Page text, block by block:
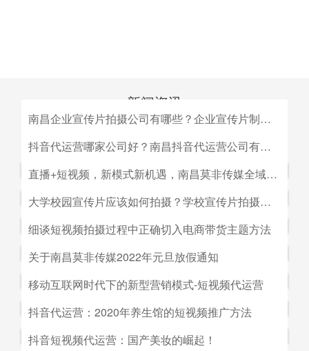
新闻资讯
南昌企业宣传片拍摄公司有哪些？企业宣传片制作公司哪家好
南昌企业宣传片拍摄公司有哪些？企业宣传片制作公司哪家
视宣传的规模，似乎企业宣传片是大企业才做得起的东西。
而事实上，正是因为公司规模小，才需要通过一个企业形象
片的包装，给经销商客户等以信心。
抖音代运营哪家公司好？南昌抖音代运营公司有哪些？
抖音代运营哪家公司好？南昌抖音代运营公司有哪些？抖音
何选择抖音代运营公司呢，首先我们要先了解抖音代运营的
主要工作有哪些，抖音代运营公司会帮助我们做什么，什么
是我们自己做不到的，随着抖音的流行，抖音代运营的发展
前景是非常好的。
直播+短视频，新模式新机遇，南昌莫非传媒全域营销平台全新低成本精准拓客！
直播+短视频，新模式新机遇，南昌莫非传媒全域营销平台
会对市场营销造成深远的影响，引领企业走向下一场变革。
2G时代，消费者实现了通讯的自由；3G时代，视频通话和
移动数据技术的兴起推动了智能手机的发展；到了4G技术
的普及，成为了视频流媒体、移动应用和程序化广告发展的
信息的接收已经从图文时代转向了视听时代，而营销方式也
从单一的PC搜索引擎向多媒体、多领域转移，短视频、直
大学校园宣传片应该如何拍摄？学校宣传片拍摄出来有哪些作用？
大学校园宣传片应该如何拍摄？学校宣传片拍摄出来有哪些
始陆续的展开，而为了配合更好的招生进行学校文化建设，
都会拍摄一些大学宣传片来吸引更多学生，进而达到校园招
生的目的。那么，大学宣传片如何拍摄呢？有哪些作用？下
面小编就来为大家简单介绍一下。
细谈短视频拍摄过程中正确切入电商带货主题方法
细谈短视频拍摄过程中正确切入电商带货主题方法。短视频
一是创建自己的个人IP品牌,比如李子柒；二是创建代表生
活方式的品牌, 比如“一条”。前者就是基于达人的影响力创
建品牌,以IP名为品牌名,以达人为 品牌背书,这种模式其实更
像粉丝经济。普通用户受短视频内容的吸引 成为达人的粉
关于南昌莫非传媒2022年元旦放假通知
关于南昌莫非传媒2022年元旦放假通知.元旦：1月1日（星
月4日（星期二）上班。在此期间，如果您有需要我们提供
服务的地方可直接在网站留言板块进行留言，上班后，我们
移动互联网时代下的新型营销模式-短视频代运营
移动互联网时代下的新型营销模式-短视频代运营。创意营
的含义发生了新的变化，是以创意表达的内容为连接的、以
抖音代运营：2020年养生馆的短视频推广方法
抖音代运营：2020年养生馆的短视频推广方法.南昌莫非文
抖音短视频代运营：国产美妆的崛起！